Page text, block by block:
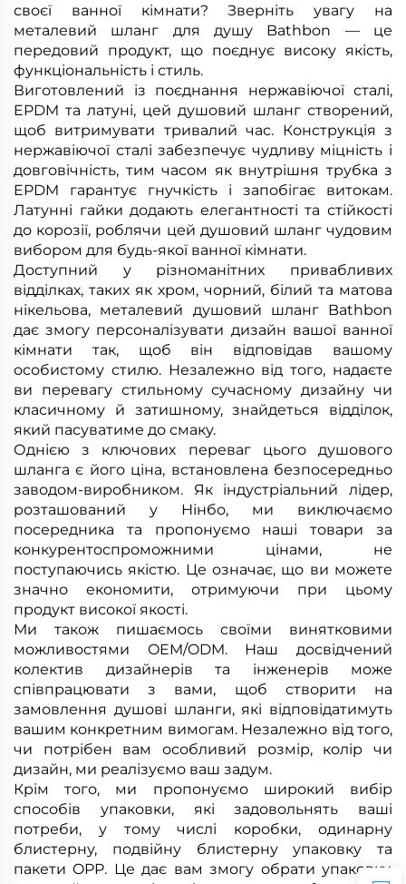
своєї ванної кімнати? Зверніть увагу на
металевий шланг для душу Bathbon — це
передовий продукт, що поєднує високу якість,
функціональність і стиль.
Виготовлений із поєднання нержавіючої сталі,
EPDM та латуні, цей душовий шланг створений,
щоб витримувати тривалий час. Конструкція з
нержавіючої сталі забезпечує чудливу міцність і
довговічність, тим часом як внутрішня трубка з
EPDM гарантує гнучкість і запобігає витокам.
Латунні гайки додають елегантності та стійкості
до корозії, роблячи цей душовий шланг чудовим
вибором для будь-якої ванної кімнати.
Доступний у різноманітних привабливих
відділках, таких як хром, чорний, білий та матова
нікельова, металевий душовий шланг Bathbon
дає змогу персоналізувати дизайн вашої ванної
кімнати так, щоб він відповідав вашому
особистому стилю. Незалежно від того, надаєте
ви перевагу стильному сучасному дизайну чи
класичному й затишному, знайдеться відділок,
який пасуватиме до смаку.
Однією з ключових переваг цього душового
шланга є його ціна, встановлена безпосередньо
заводом-виробником. Як індустріальний лідер,
розташований у Нінбо, ми виключаємо
посередника та пропонуємо наші товари за
конкурентоспроможними цінами, не
поступаючись якістю. Це означає, що ви можете
значно економити, отримуючи при цьому
продукт високої якості.
Ми також пишаємось своїми винятковими
можливостями OEM/ODM. Наш досвідчений
колектив дизайнерів та інженерів може
співпрацювати з вами, щоб створити на
замовлення душові шланги, які відповідатимуть
вашим конкретним вимогам. Незалежно від того,
чи потрібен вам особливий розмір, колір чи
дизайн, ми реалізуємо ваш задум.
Крім того, ми пропонуємо широкий вибір
способів упаковки, які задовольнять ваші
потреби, у тому числі коробки, одинарну
блистерну, подвійну блистерну упаковку та
пакети OPP. Це дає вам змогу обрати упаковку,